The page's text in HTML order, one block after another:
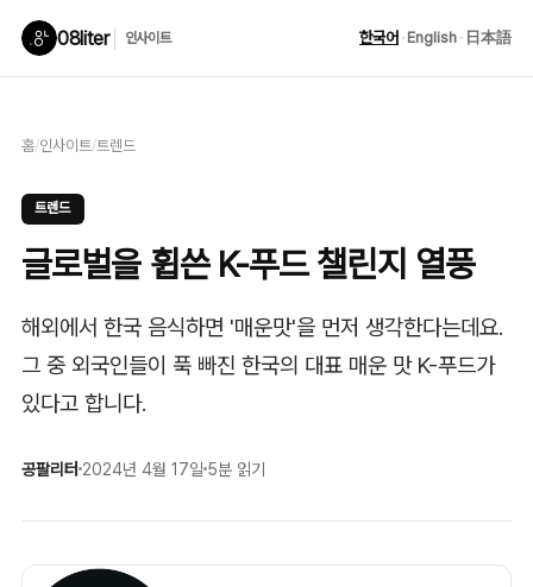
08liter 인사이트 한국어 · English · 日本語
홈/인사이트/트렌드
트렌드
글로벌을 휩쓴 K-푸드 챌린지 열풍
해외에서 한국 음식하면 '매운맛'을 먼저 생각한다는데요.
그 중 외국인들이 푹 빠진 한국의 대표 매운 맛 K-푸드가
있다고 합니다.
공팔리터 2024년 4월 17일 5분 읽기